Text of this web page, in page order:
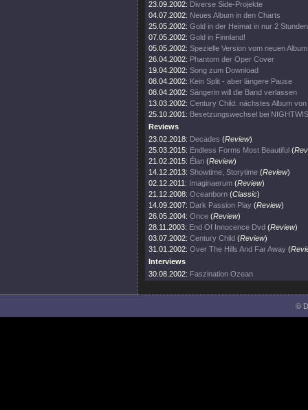
23.09.2002: Diverse Side-Projekte
04.07.2002: Neues Album in den Charts
25.05.2002: Gold in der Heimat in nur 2 Stunden
07.05.2002: Gold in Finnland!
05.05.2002: Spezielle Version vom neuen Album
26.04.2002: Phantom der Oper Cover
19.04.2002: Song zum Download
08.04.2002: Kein Split - aber längere Pause
08.04.2002: Sängerin will die Band verlassen
13.03.2002: Century Child: nächstes Album
25.10.2001: Besetzungswechsel bei
Reviews
23.02.2018: Decades (Review)
25.03.2015: Endless Forms Most Beautiful (
21.02.2015: Élan (Review)
14.12.2013: Showtime, Storytime (Review)
02.12.2011: Imaginaerum (Review)
21.12.2008: Oceanborn (Classic)
14.09.2007: Dark Passion Play (Review)
26.05.2004: Once (Review)
28.11.2003: End Of Innocence Dvd (Review)
03.07.2002: Century Child (Review)
31.01.2002: Over The Hills And Far Away (
Interviews
30.08.2002: Faszination Ozean
©